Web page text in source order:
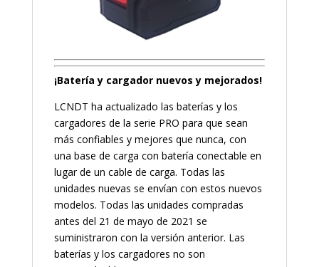
¡Batería y cargador nuevos y mejorados!
LCNDT ha actualizado las baterías y los
cargadores de la serie PRO para que sean
más confiables y mejores que nunca, con
una base de carga con batería conectable en
lugar de un cable de carga. Todas las
unidades nuevas se envían con estos nuevos
modelos. Todas las unidades compradas
antes del 21 de mayo de 2021 se
suministraron con la versión anterior. Las
baterías y los cargadores no son